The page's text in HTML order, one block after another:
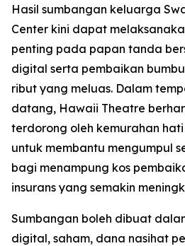
Hasil sumbangan keluarga
Center kini dapat
penting pada papan tanda
digital serta pembaikan
ribut yang meluas. Dalam
datang, Hawaii Theatre
terdorong oleh kemurahan
untuk membantu mengumpul
bagi menampung kos
insurans yang semakin
Sumbangan boleh dibuat
digital, saham, dana nasihat